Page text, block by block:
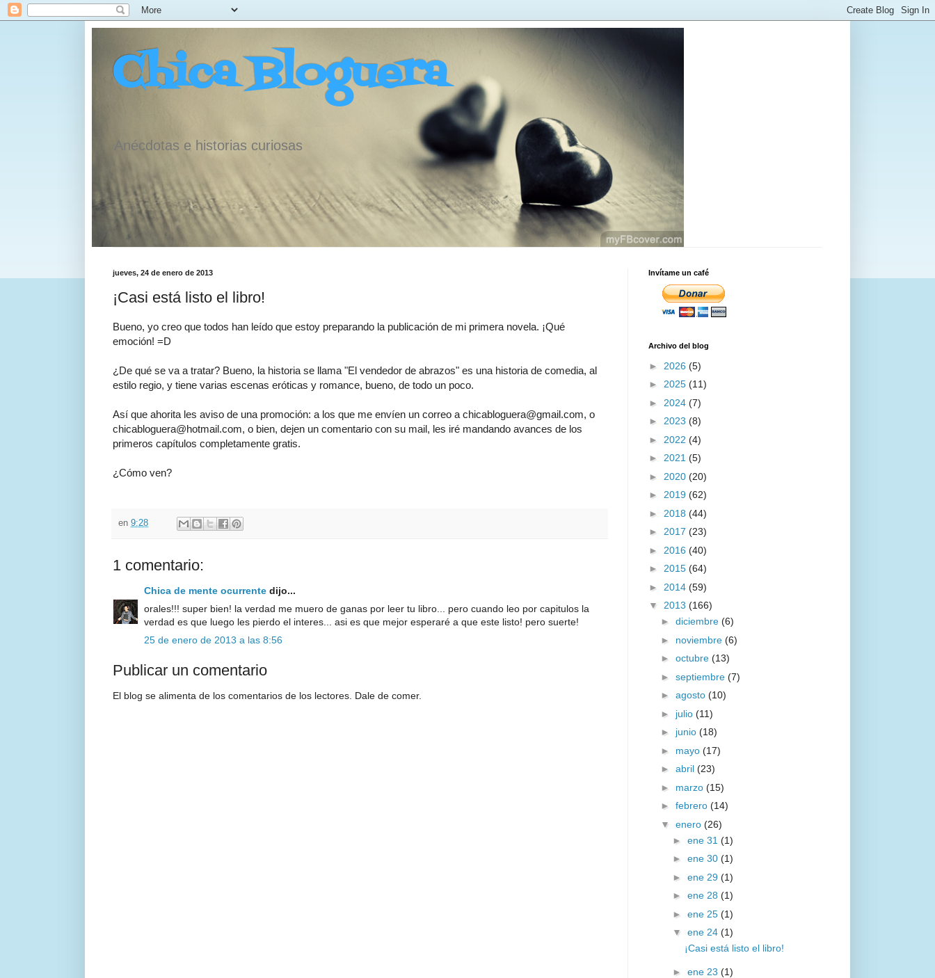
Chica Bloguera
Anécdotas e historias curiosas
jueves, 24 de enero de 2013
¡Casi está listo el libro!
Bueno, yo creo que todos han leído que estoy preparando la publicación de mi primera novela. ¡Qué
emoción! =D
¿De qué se va a tratar? Bueno, la historia se llama "El vendedor de abrazos" es una historia de comedia, al
estilo regio, y tiene varias escenas eróticas y romance, bueno, de todo un poco.
Así que ahorita les aviso de una promoción: a los que me envíen un correo a chicabloguera@gmail.com, o
chicabloguera@hotmail.com, o bien, dejen un comentario con su mail, les iré mandando avances de los
primeros capítulos completamente gratis.
¿Cómo ven?
en 9:28
1 comentario:
Chica de mente ocurrente dijo...
orales!!! super bien! la verdad me muero de ganas por leer tu libro... pero cuando leo por capitulos la
verdad es que luego les pierdo el interes... asi es que mejor esperaré a que este listo! pero suerte!
25 de enero de 2013 a las 8:56
Publicar un comentario
El blog se alimenta de los comentarios de los lectores. Dale de comer.
Invítame un café
Archivo del blog
► 2026 (5)
► 2025 (11)
► 2024 (7)
► 2023 (8)
► 2022 (4)
► 2021 (5)
► 2020 (20)
► 2019 (62)
► 2018 (44)
► 2017 (23)
► 2016 (40)
► 2015 (64)
► 2014 (59)
▼ 2013 (166)
► diciembre (6)
► noviembre (6)
► octubre (13)
► septiembre (7)
► agosto (10)
► julio (11)
► junio (18)
► mayo (17)
► abril (23)
► marzo (15)
► febrero (14)
▼ enero (26)
► ene 31 (1)
► ene 30 (1)
► ene 29 (1)
► ene 28 (1)
► ene 25 (1)
▼ ene 24 (1)
¡Casi está listo el libro!
► ene 23 (1)